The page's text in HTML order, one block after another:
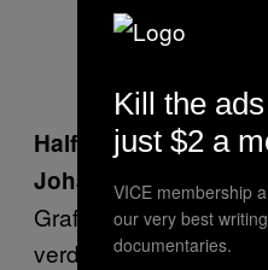
Half Life ist super.
Johann:Ja, das war
Grafik wie nur was,
verdammt schnell.
Kill the
just $2 a
VICE membership
our very best
documentaries.